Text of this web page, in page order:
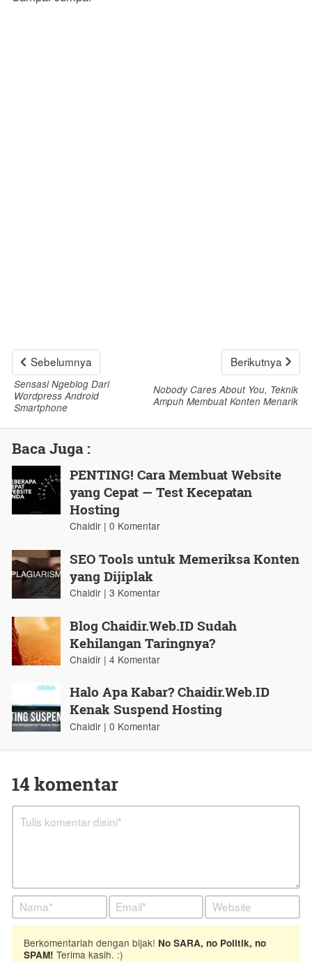
Sebelumnya Berikutnya
Sensasi Ngeblog Dari
Wordpress Android
Smartphone
Nobody Cares About You, Teknik
Ampuh Membuat Konten Menarik
Baca Juga :
PENTING! Cara Membuat Website
yang Cepat — Test Kecepatan
Hosting
Chaidir | 0 Komentar
SEO Tools untuk Memeriksa Konten
yang Dijiplak
Chaidir | 3 Komentar
Blog Chaidir.Web.ID Sudah
Kehilangan Taringnya?
Chaidir | 4 Komentar
Halo Apa Kabar? Chaidir.Web.ID
Kenak Suspend Hosting
Chaidir | 0 Komentar
14 komentar
Berkomentarlah dengan bijak! No SARA, no Politik, no
SPAM! Terima kasih. :)